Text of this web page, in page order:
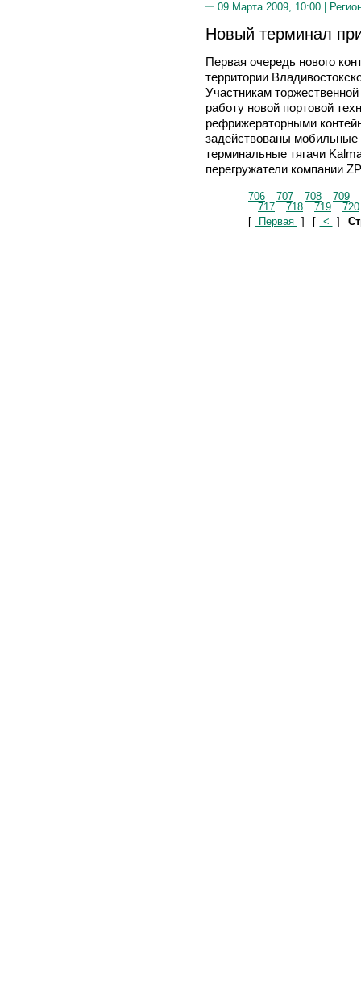
09 Марта 2009, 10:00 |
Новый терминал
Первая очередь нового
территории
Участникам
работу новой портовой
рефрижераторными
задействованы
терминальные тягачи
перегружатели компании
706 707 708
709
717
718 719
720
[
Первая ] [ < ]